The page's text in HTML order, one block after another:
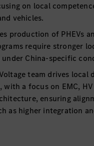
on local
vehicles.
production of PHEVs
require stronger
China-specific
team drives local
with a focus on EMC,
ensuring
as higher integration